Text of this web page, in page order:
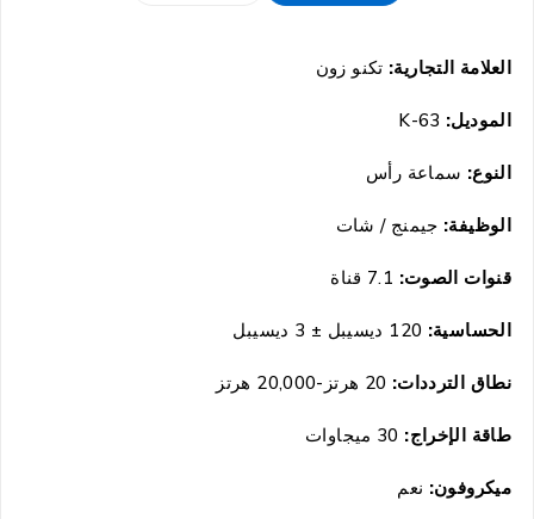
العلامة التجارية: تكنو زون
الموديل: K-63
النوع:سماعة رأس
الوظيفة: جيمنج / شات
قنوات الصوت: 7.1 قناة
الحساسية: 120 ديسيبل ± 3 ديسيبل
نطاق الترددات: 20 هرتز-20,000 هرتز
طاقة الإخراج: 30 ميجاوات
ميكروفون: نعم